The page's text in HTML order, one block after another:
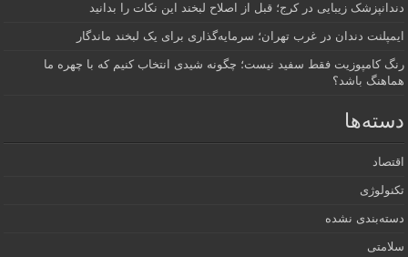
دندانپزشک زیبایی در کرج؛ قبل از اصلاح لبخند این نکات را بدانید
ایمپلنت دندان در غرب تهران؛ سرمایه‌گذاری برای یک لبخند ماندگار
رنگ کامپوزیت فقط سفید نیست؛ چگونه شیدی انتخاب کنیم که با چهره ما
هماهنگ باشد؟
دسته‌ها
اقتصاد
تکنولوژی
دسته‌بندی نشده
سلامتی